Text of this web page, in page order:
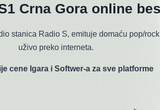
Crna Gora online
stanica Radio S, emituje domaću pop/
uživo preko interneta.
cene Igara i Softwer-a za sve platforme